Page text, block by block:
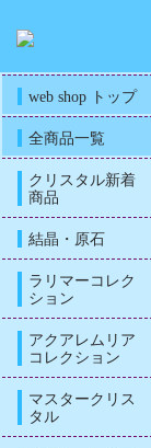
web shop トップ
全商品一覧
クリスタル新着
商品
結晶・原石
ラリマーコレク
ション
アクアレムリア
コレクション
マスタークリス
タル